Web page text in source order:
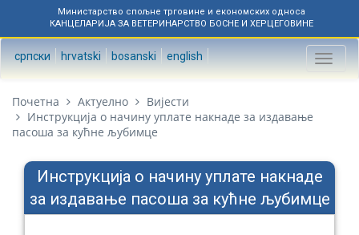
Министарство спољне трговине и економских односа
КАНЦЕЛАРИЈА ЗА ВЕТЕРИНАРСТВО БОСНЕ И ХЕРЦЕГОВИНЕ
српски hrvatski bosanski english
Toggle
Почетна Актуелно
Вијести
Инструкција о начину уплате накнаде за издавање
пасоша за кућне љубимце
Инструкција о начину уплате накнаде
за издавање пасоша за кућне љубимце